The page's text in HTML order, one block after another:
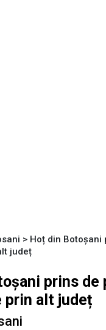
> Hoț din Botoșani
județ
prins
prin alt județ